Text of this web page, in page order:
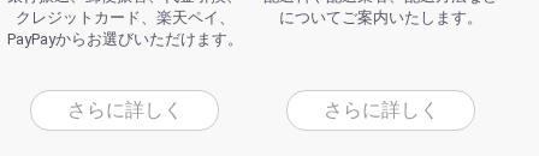
クレジットカード、楽天ペイ、
PayPayからお選びいただけます。
さらに詳しく
についてご案内いたします。
さらに詳しく